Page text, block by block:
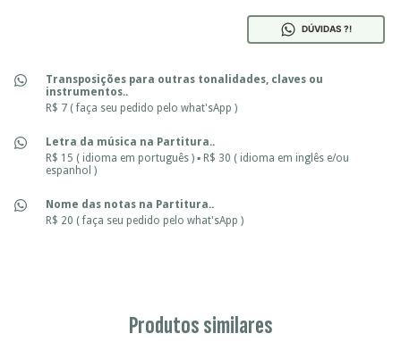
DÚVIDAS ?!
Transposições para outras tonalidades, claves ou
instrumentos..
R$ 7 ( faça seu pedido pelo what'sApp )
Letra da música na Partitura..
R$ 15 ( idioma em português ) ▪ R$ 30 ( idioma em inglês e/ou
espanhol )
Nome das notas na Partitura..
R$ 20 ( faça seu pedido pelo what'sApp )
Produtos similares